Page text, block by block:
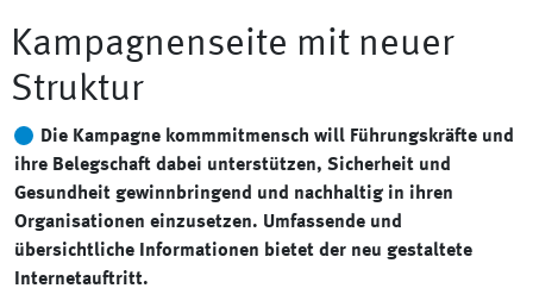
Kampagnenseite mit neuer
Struktur
Die Kampagne kommmitmensch will Führungskräfte und
ihre Belegschaft dabei unterstützen, Sicherheit und
Gesundheit gewinnbringend und nachhaltig in ihren
Organisationen einzusetzen. Umfassende und
übersichtliche Informationen bietet der neu gestaltete
Internetauftritt.